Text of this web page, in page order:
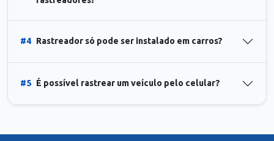
#4 Rastreador só pode ser instalado em carros?
#5 É possível rastrear um veículo pelo celular?